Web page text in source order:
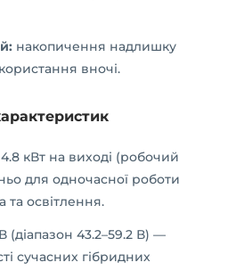
накопичення надлишку
вночі.
4.8 кВт на виході (робочий
для одночасної роботи
та освітлення.
(діапазон 43.2–59.2 В) —
сучасних гібридних